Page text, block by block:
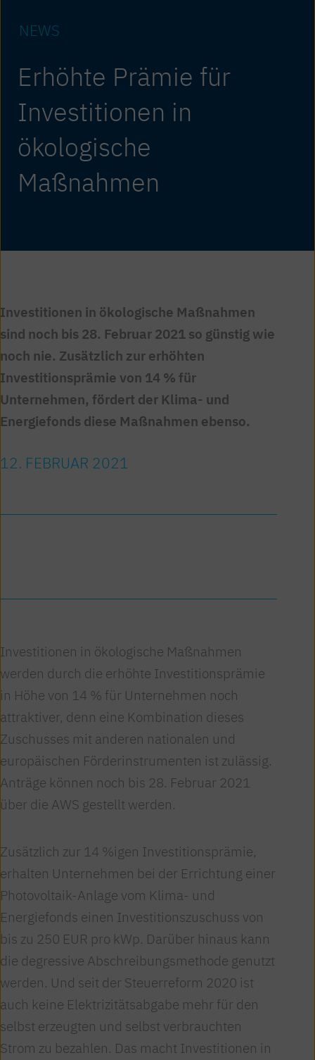
NEWS
Erhöhte Prämie für
Investitionen in
ökologische
Maßnahmen
Investitionen in ökologische Maßnahmen
sind noch bis 28. Februar 2021 so günstig wie
noch nie. Zusätzlich zur erhöhten
Investitionsprämie von 14 % für
Unternehmen, fördert der Klima- und
Energiefonds diese Maßnahmen ebenso.
12. FEBRUAR 2021
Investitionen in ökologische Maßnahmen
werden durch die erhöhte Investitionsprämie
in Höhe von 14 % für Unternehmen noch
attraktiver, denn eine Kombination dieses
Zuschusses mit anderen nationalen und
europäischen Förderinstrumenten ist zulässig.
Anträge können noch bis 28. Februar 2021
über die AWS gestellt werden.
Zusätzlich zur 14 %igen Investitionsprämie,
erhalten Unternehmen bei der Errichtung einer
Photovoltaik-Anlage vom Klima- und
Energiefonds einen Investitionszuschuss von
bis zu 250 EUR pro kWp. Darüber hinaus kann
die degressive Abschreibungsmethode genutzt
werden. Und seit der Steuerreform 2020 ist
auch keine Elektrizitätsabgabe mehr für den
selbst erzeugten und selbst verbrauchten
Strom zu bezahlen. Das macht Investitionen in